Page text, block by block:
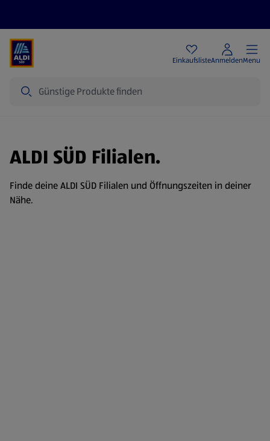
EinkaufslisteAnmeldenMenu
ALDI SÜD Filialen.
Finde deine ALDI SÜD Filialen und Öffnungszeiten in deiner
Nähe.